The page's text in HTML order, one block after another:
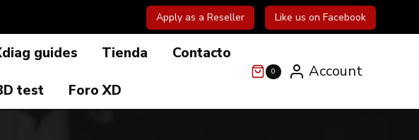
Apply as a Reseller Like us on Facebook
guides Tienda Contacto
test Foro XD
0 Account